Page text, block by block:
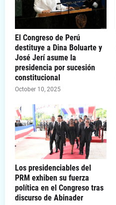
El Congreso de Perú
destituye a Dina Boluarte y
José Jerí asume la
presidencia por sucesión
constitucional
October 10, 2025
Los presidenciables del
PRM exhiben su fuerza
política en el Congreso tras
discurso de Abinader